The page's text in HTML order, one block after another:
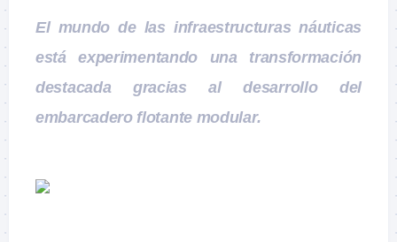
El mundo de las infraestructuras náuticas
está experimentando una transformación
destacada gracias al desarrollo del
embarcadero flotante modular.